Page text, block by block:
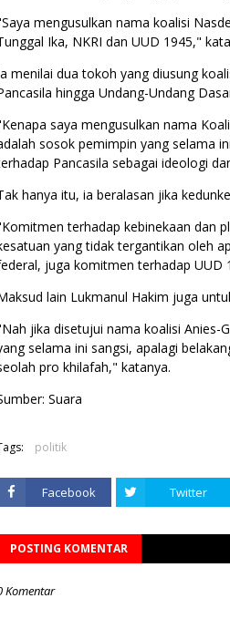
mengusulkan nama koalisi
Ika, NKRI dan UUD 1945,"
menilai dua tokoh yang diusung
hingga Undang-Undang
saya mengusulkan nama
sosok pemimpin yang selama
Pancasila sebagai ideologi
hanya itu, ia beralasan jika
terhadap kebinekaan dan
yang tidak tergantikan oleh
juga komitmen terhadap UUD
lain Lukmanul Hakim juga
jika disetujui nama koalisi Anies-
selama ini sangsi, apalagi
pro khilafah," katanya.
Suara
politik
Facebook Twitter
POSTING KOMENTAR
Komentar